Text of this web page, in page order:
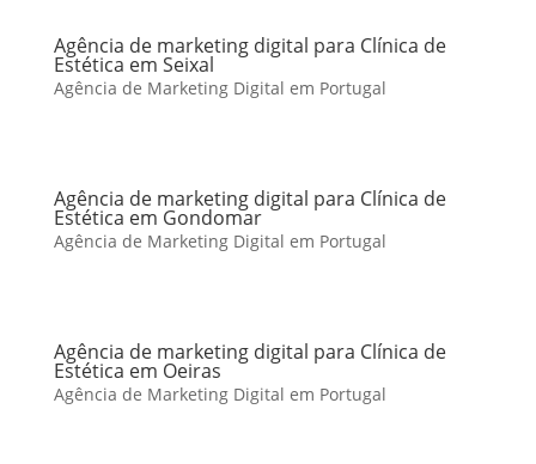
Agência de marketing digital para Clínica de
Estética em Seixal
Agência de Marketing Digital em Portugal
Agência de marketing digital para Clínica de
Estética em Gondomar
Agência de Marketing Digital em Portugal
Agência de marketing digital para Clínica de
Estética em Oeiras
Agência de Marketing Digital em Portugal